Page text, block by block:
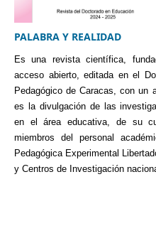
PALABRA Y REALIDAD
Es una revista científica,
acceso abierto, editada en el
Pedagógico de Caracas, con un
es la divulgación de las
en el área educativa, de su
miembros del personal
Pedagógica Experimental
y Centros de Investigación